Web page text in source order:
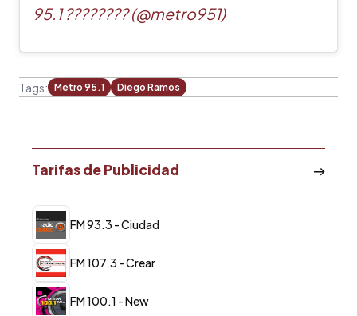
95.1 ???????? (@metro951)
Tags: Metro 95.1 Diego Ramos
Tarifas de Publicidad
FM 93.3 - Ciudad
FM 107.3 - Crear
FM 100.1 - New